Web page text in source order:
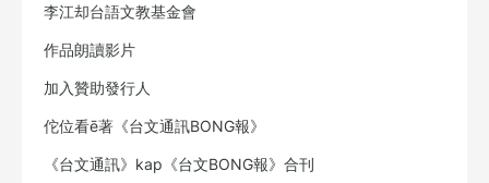
李江却台語文教基金會
作品朗讀影片
加入贊助發行人
佗位看ē著《台文通訊BONG報》
《台文通訊》kap《台文BONG報》合刊